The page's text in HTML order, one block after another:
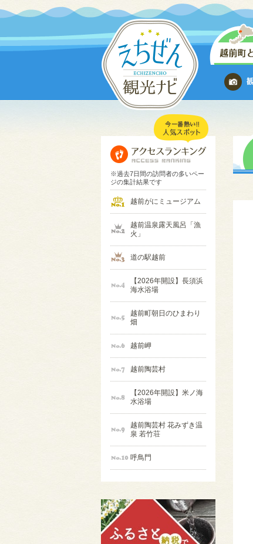
※過去7日間の訪問者の多いペー
ジの集計結果です
越前がにミュージアム
越前温泉露天風呂「漁
火」
道の駅越前
【2026年開設】長須浜
海水浴場
越前町朝日のひまわり
畑
越前岬
越前陶芸村
【2026年開設】米ノ海
水浴場
越前陶芸村 花みずき温
泉 若竹荘
呼鳥門